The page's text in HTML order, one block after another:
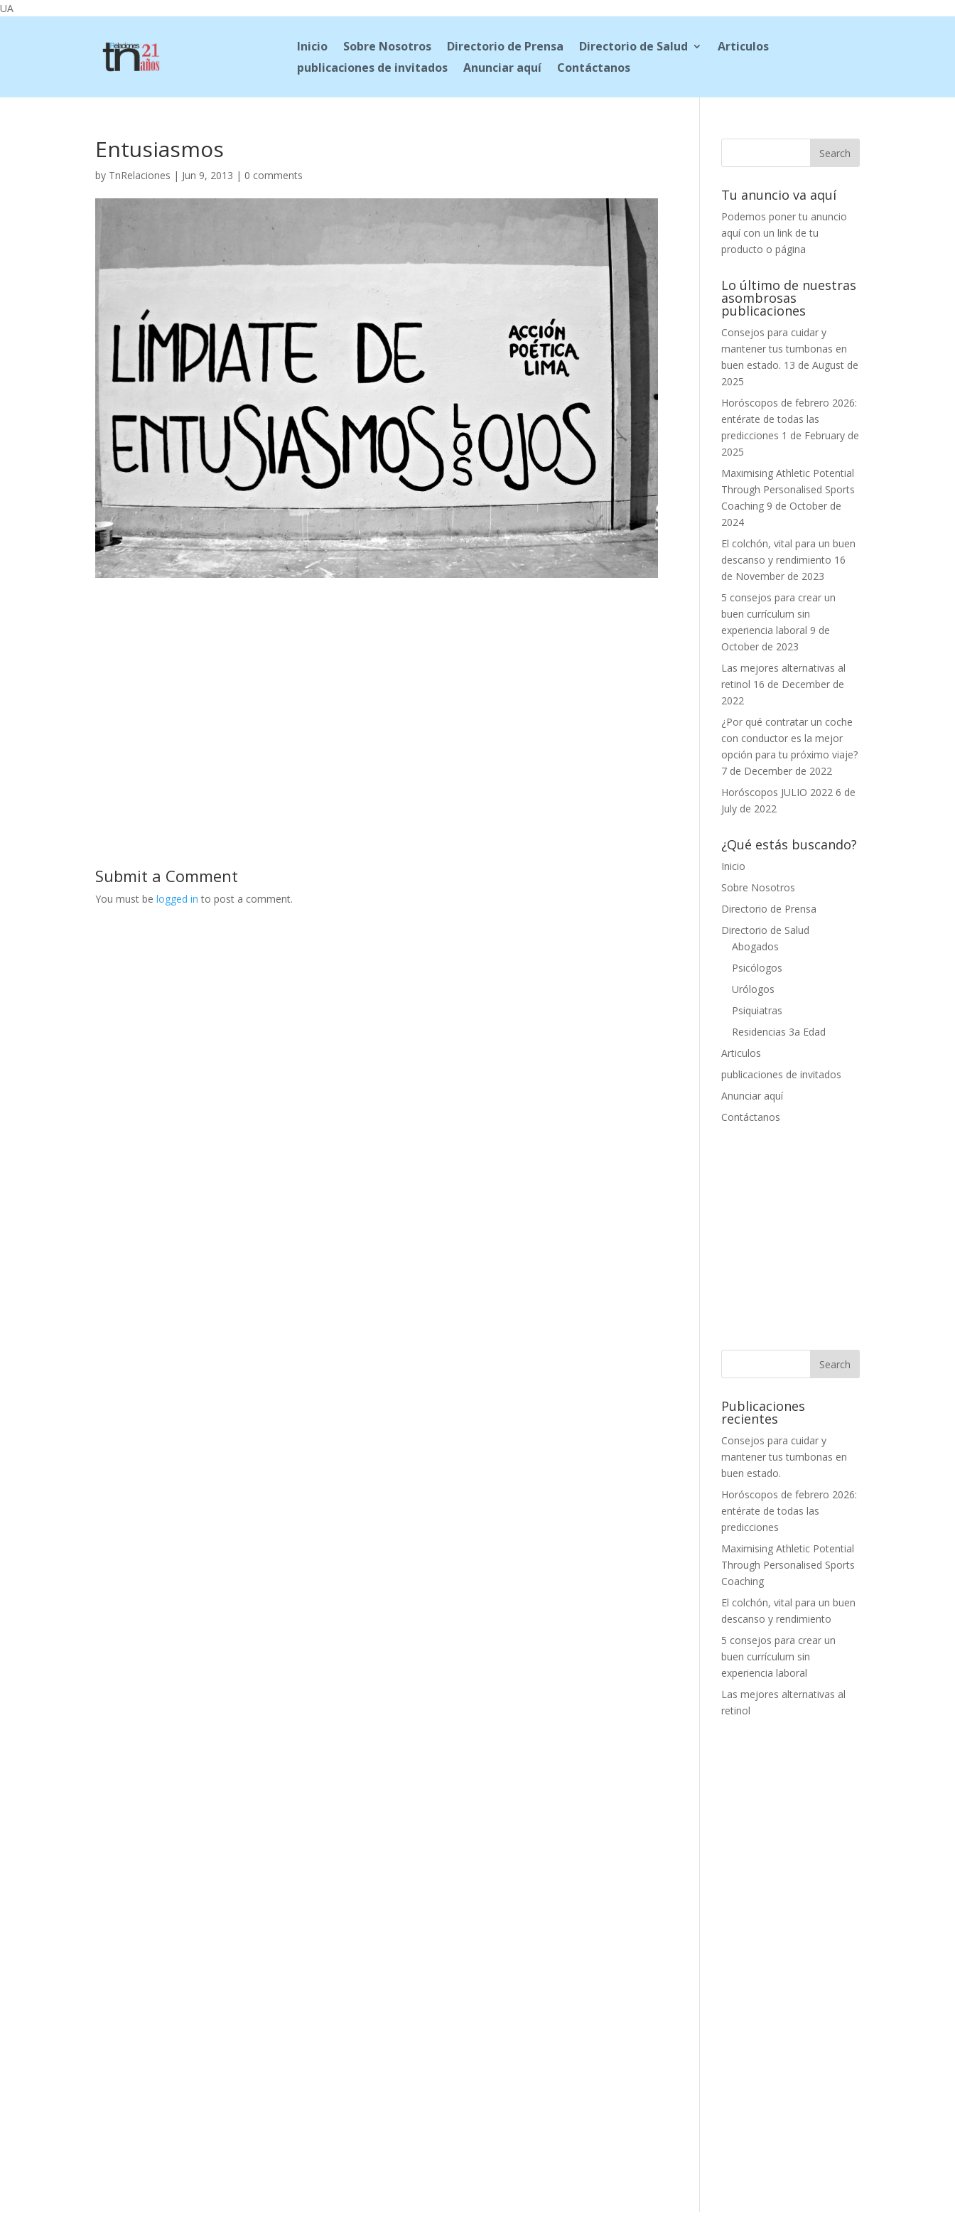
UA
Inicio Sobre Nosotros Directorio de Prensa Directorio de Salud
Articulos
publicaciones de invitados
Anunciar aquí Contáctanos
Entusiasmos
by TnRelaciones | Jun 9, 2013 | 0 comments
Submit a Comment
You must belogged in to post a comment.
Tu anuncio va aquí
Podemos poner tu anuncio
aquí con un link de tu
producto o página
Lo último de nuestras
asombrosas
publicaciones
Consejos para cuidar y
mantener tus tumbonas en
buen estado. 13 de August de
2025
Horóscopos de febrero 2026:
entérate de todas las
predicciones 1 de February de
2025
Maximising Athletic Potential
Through Personalised Sports
Coaching 9 de October de
2024
El colchón, vital para un buen
descanso y rendimiento 16
de November de 2023
5 consejos para crear un
buen currículum sin
experiencia laboral 9 de
October de 2023
Las mejores alternativas al
retinol 16 de December de
2022
¿Por qué contratar un coche
con conductor es la mejor
opción para tu próximo viaje?
7 de December de 2022
Horóscopos JULIO 2022 6 de
July de 2022
¿Qué estás buscando?
Inicio
Sobre Nosotros
Directorio de Prensa
Directorio de Salud
Abogados
Psicólogos
Urólogos
Psiquiatras
Residencias 3a Edad
Articulos
publicaciones de invitados
Anunciar aquí
Contáctanos
Publicaciones
recientes
Consejos para cuidar y
mantener tus tumbonas en
buen estado.
Horóscopos de febrero 2026:
entérate de todas las
predicciones
Maximising Athletic Potential
Through Personalised Sports
Coaching
El colchón, vital para un buen
descanso y rendimiento
5 consejos para crear un
buen currículum sin
experiencia laboral
Las mejores alternativas al
retinol